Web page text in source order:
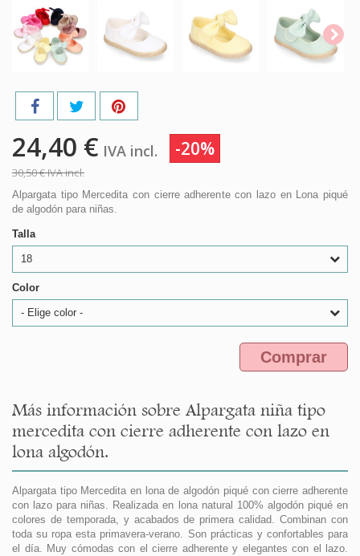
24,40 € IVA incl. -20%
30,50 €IVA incl.
Alpargata tipo Mercedita con cierre adherente con lazo en Lona piqué
de algodón para niñas.
Talla
18
Color
- Elige color -
Comprar
Más información sobre Alpargata niña tipo
mercedita con cierre adherente con lazo en
lona algodón.
Alpargata tipo Mercedita en lona de algodón piqué con cierre adherente
con lazo para niñas. Realizada en lona natural 100% algodón piqué en
colores de temporada, y acabados de primera calidad. Combinan con
toda su ropa esta primavera-verano. Son prácticas y confortables para
el día. Muy cómodas con el cierre adherente y elegantes con el lazo.